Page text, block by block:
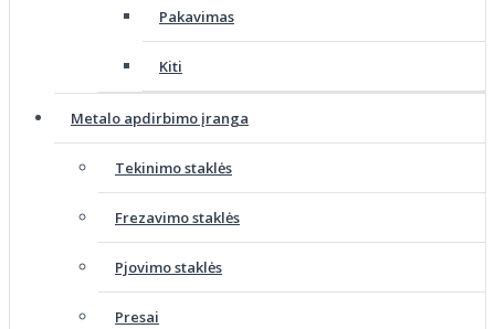
Pakavimas
Kiti
Metalo apdirbimo įranga
Tekinimo staklės
Frezavimo staklės
Pjovimo staklės
Presai